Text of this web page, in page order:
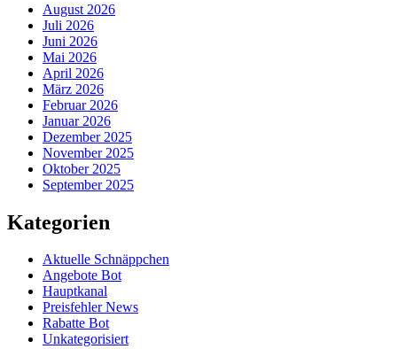
August 2026
Juli 2026
Juni 2026
Mai 2026
April 2026
März 2026
Februar 2026
Januar 2026
Dezember 2025
November 2025
Oktober 2025
September 2025
Kategorien
Aktuelle Schnäppchen
Angebote Bot
Hauptkanal
Preisfehler News
Rabatte Bot
Unkategorisiert